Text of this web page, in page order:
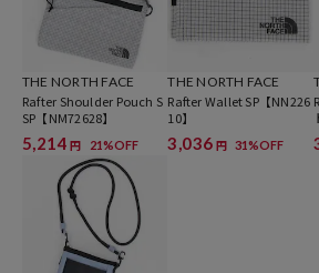
「最低温度規格表示」を明記したことが反響
1970年代初頭には、20世紀のレオナルド・
ックミンスター・フラーとの鮮烈な出会いが
テントを開発します。
2008年、THE NORTH FACEは創業40周年を
次の世代に正しい自然との関わり方、人との
する気持ちを伝えて行くこと。それがTHE
です。
THE NORTH FACE
Rafter Shoulder Pouch S
SP【NM72628】
5,214 円 21%OFF
THE NORTH FACE
Rafter Wallet SP【NN226
10】
3,036 円 31%OFF